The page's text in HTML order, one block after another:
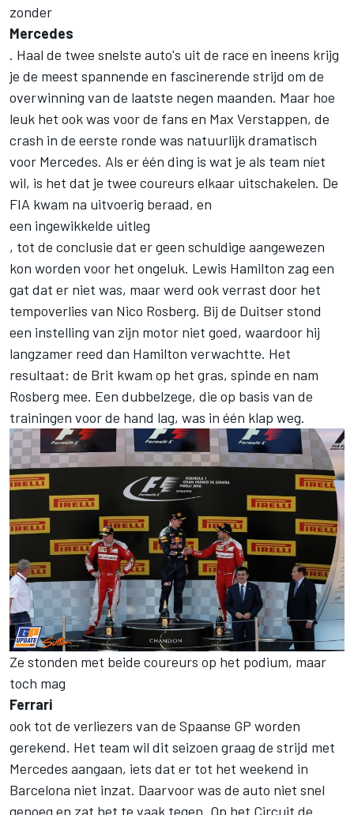
zonder
Mercedes
. Haal de twee snelste auto's uit de race en ineens krijg
je de meest spannende en fascinerende strijd om de
overwinning van de laatste negen maanden. Maar hoe
leuk het ook was voor de fans en Max Verstappen, de
crash in de eerste ronde was natuurlijk dramatisch
voor Mercedes. Als er één ding is wat je als team níet
wil, is het dat je twee coureurs elkaar uitschakelen. De
FIA kwam na uitvoerig beraad, en
een ingewikkelde uitleg
, tot de conclusie dat er geen schuldige aangewezen
kon worden voor het ongeluk. Lewis Hamilton zag een
gat dat er niet was, maar werd ook verrast door het
tempoverlies van Nico Rosberg. Bij de Duitser stond
een instelling van zijn motor niet goed, waardoor hij
langzamer reed dan Hamilton verwachtte. Het
resultaat: de Brit kwam op het gras, spinde en nam
Rosberg mee. Een dubbelzege, die op basis van de
trainingen voor de hand lag, was in één klap weg.
Ze stonden met beide coureurs op het podium, maar
toch mag
Ferrari
ook tot de verliezers van de Spaanse GP worden
gerekend. Het team wil dit seizoen graag de strijd met
Mercedes aangaan, iets dat er tot het weekend in
Barcelona niet inzat. Daarvoor was de auto niet snel
genoeg en zat het te vaak tegen. Op het Circuit de